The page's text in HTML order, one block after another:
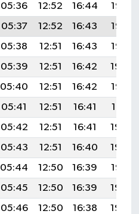
05:36 12:52 16:44
19:58
05:37 12:52 16:43
19:56
05:38 12:51 16:43
19:55
05:39 12:51 16:42
19:54
05:40 12:51 16:42
19:53
05:41 12:51 16:41
19:51
05:42 12:51 16:41
19:50
05:43 12:51 16:40
19:49
05:44 12:50 16:39
19:47
05:45 12:50 16:39
19:46
05:46 12:50 16:38
19:44